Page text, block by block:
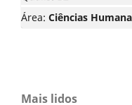
Área: Ciências
Mais lidos